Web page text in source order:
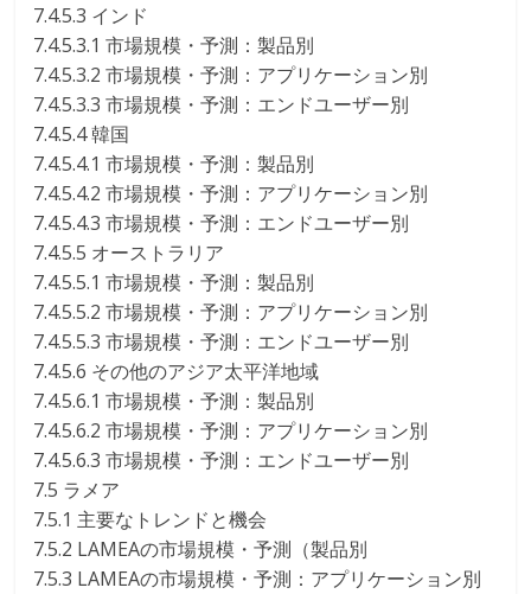
7.4.5.3 インド
7.4.5.3.1 市場規模・予測：製品別
7.4.5.3.2 市場規模・予測：アプリケーション別
7.4.5.3.3 市場規模・予測：エンドユーザー別
7.4.5.4 韓国
7.4.5.4.1 市場規模・予測：製品別
7.4.5.4.2 市場規模・予測：アプリケーション別
7.4.5.4.3 市場規模・予測：エンドユーザー別
7.4.5.5 オーストラリア
7.4.5.5.1 市場規模・予測：製品別
7.4.5.5.2 市場規模・予測：アプリケーション別
7.4.5.5.3 市場規模・予測：エンドユーザー別
7.4.5.6 その他のアジア太平洋地域
7.4.5.6.1 市場規模・予測：製品別
7.4.5.6.2 市場規模・予測：アプリケーション別
7.4.5.6.3 市場規模・予測：エンドユーザー別
7.5 ラメア
7.5.1 主要なトレンドと機会
7.5.2 LAMEAの市場規模・予測（製品別
7.5.3 LAMEAの市場規模・予測：アプリケーション別